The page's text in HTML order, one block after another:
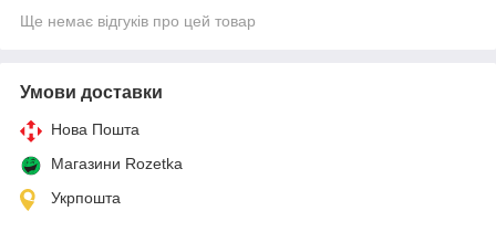
Ще немає відгуків про цей товар
Умови доставки
Нова Пошта
Магазини Rozetka
Укрпошта